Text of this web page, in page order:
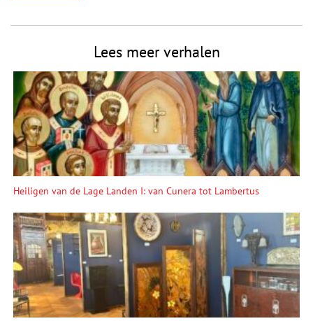
Lees meer verhalen
Heiligen van de Lage Landen I: van Cunera tot Lambertus